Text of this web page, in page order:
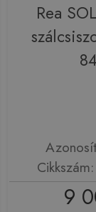
Rea
9